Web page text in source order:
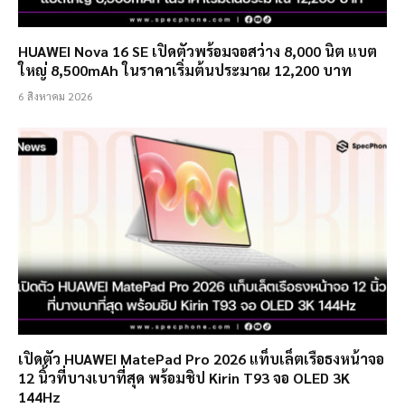
HUAWEI Nova 16 SE เปิดตัวพร้อมจอสว่าง 8,000 นิต แบต
ใหญ่ 8,500mAh ในราคาเริ่มต้นประมาณ 12,200 บาท
6 สิงหาคม 2026
เปิดตัว HUAWEI MatePad Pro 2026 แท็บเล็ตเรือธงหน้าจอ
12 นิ้วที่บางเบาที่สุด พร้อมชิป Kirin T93 จอ OLED 3K
144Hz